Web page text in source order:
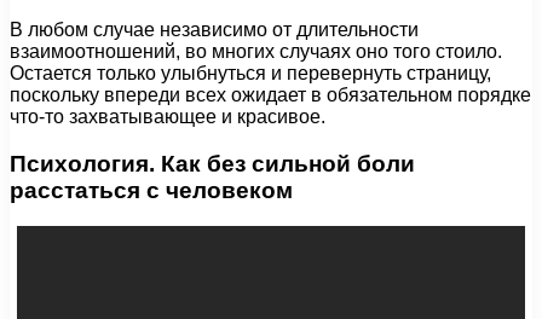
В любом случае независимо от длительности
взаимоотношений, во многих случаях оно того стоило.
Остается только улыбнуться и перевернуть страницу,
поскольку впереди всех ожидает в обязательном порядке
что-то захватывающее и красивое.
Психология. Как без сильной боли
расстаться с человеком